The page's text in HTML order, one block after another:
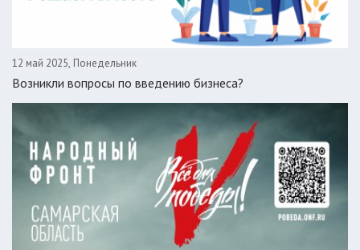
12 май 2025, Понедельник
Возникли вопросы по введению бизнеса?